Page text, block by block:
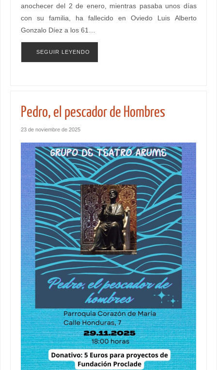
anochecer del 2 de enero, mientras pasaba unos días
con su familia, ha fallecido en Oviedo Luis Alberto
Gonzalo Díez a los 61…
SEGUIR LEYENDO
Pedro, el pescador de Hombres
23 de noviembre de 2025